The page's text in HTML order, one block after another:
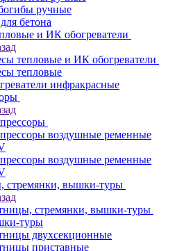
ручные
бетона
и ИК обогреватели
тепловые и ИК обогреватели
тепловые
инфракрасные
воздушные ременные
воздушные ременные
стремянки, вышки-туры
стремянки, вышки-туры
туры
двухсекционные
приставные